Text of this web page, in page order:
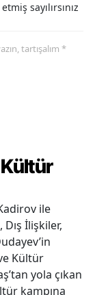
sayılırsınız
tartışalım *
ile
İlişkiler,
Kültür
yola çıkan
kampına